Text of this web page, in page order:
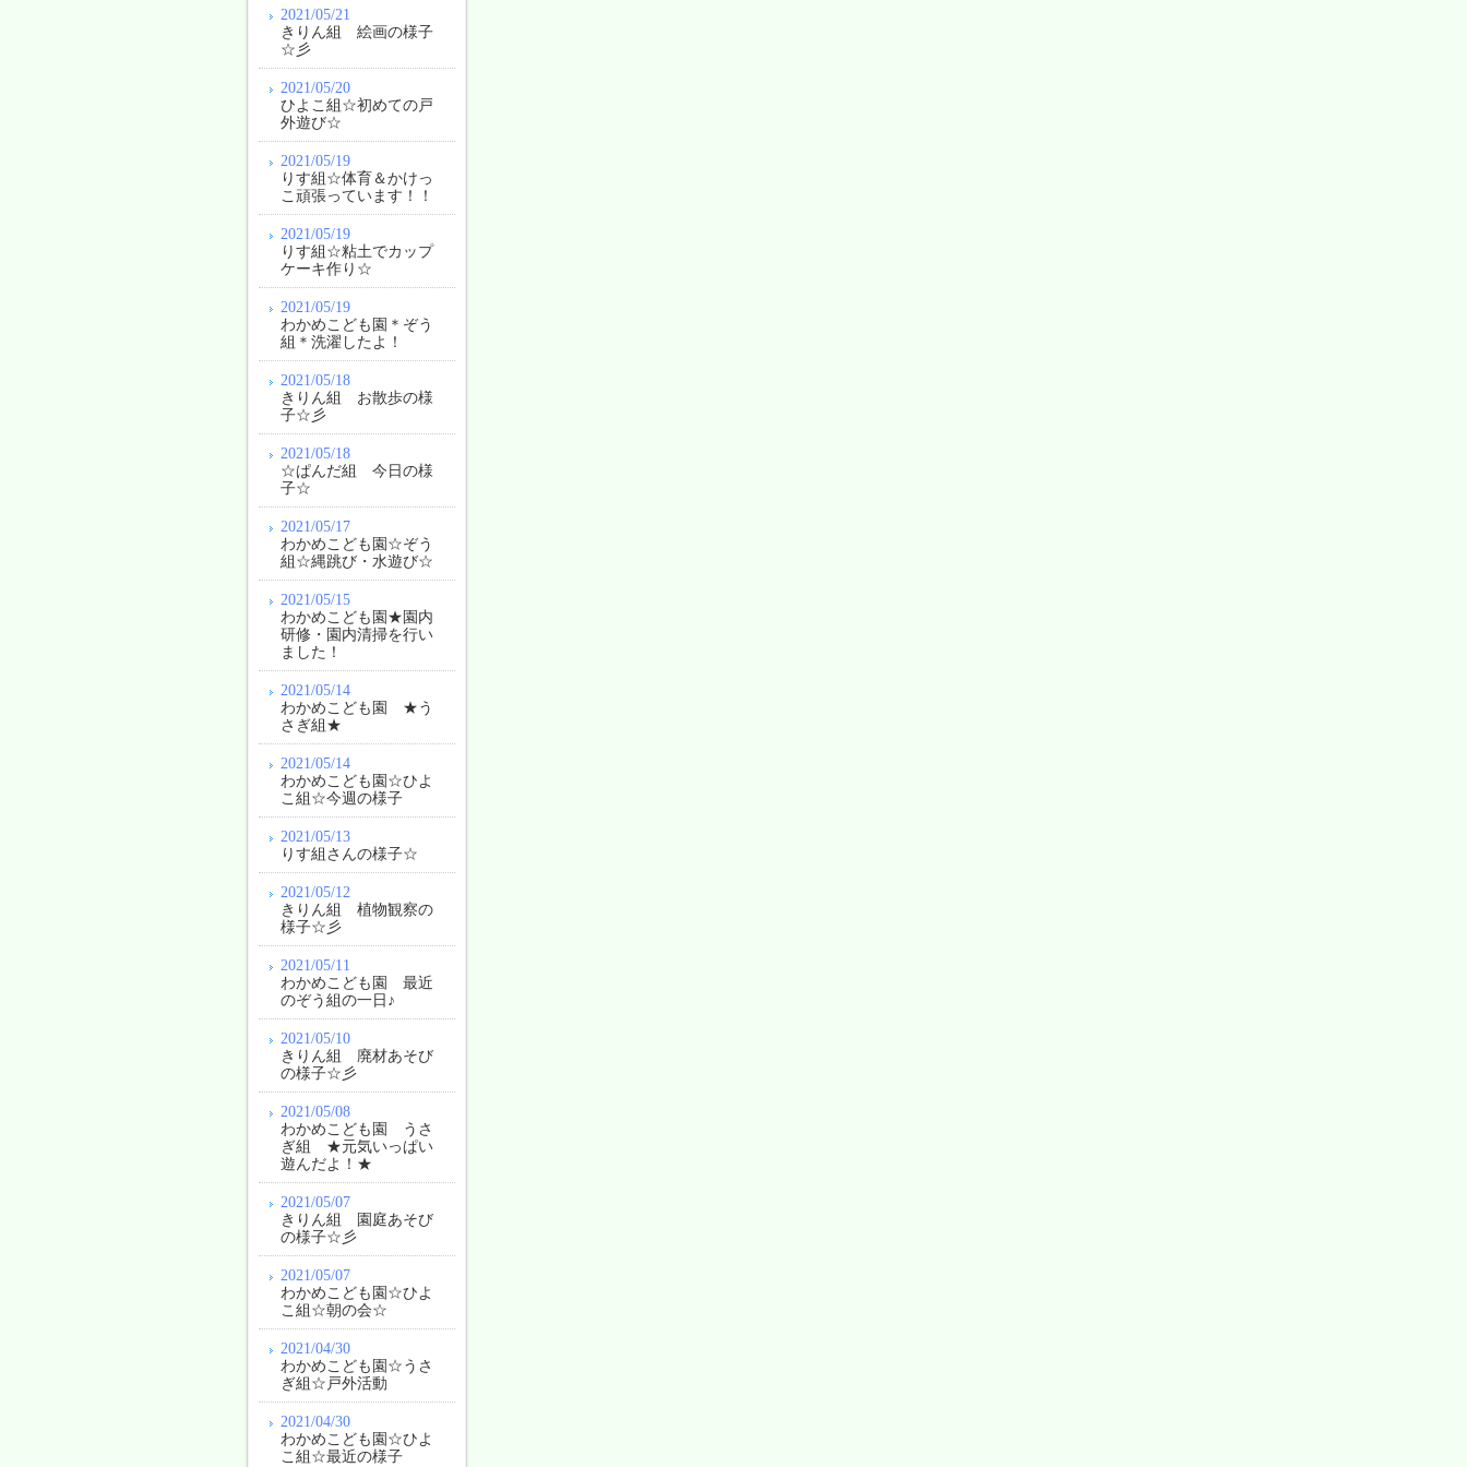
2021/05/21
きりん組 絵画の様子
☆彡
2021/05/20
ひよこ組☆初めての戸
外遊び☆
2021/05/19
りす組☆体育＆かけっ
こ頑張っています！！
2021/05/19
りす組☆粘土でカップ
ケーキ作り☆
2021/05/19
わかめこども園＊ぞう
組＊洗濯したよ！
2021/05/18
きりん組 お散歩の様
子☆彡
2021/05/18
☆ぱんだ組 今日の様
子☆
2021/05/17
わかめこども園☆ぞう
組☆縄跳び・水遊び☆
2021/05/15
わかめこども園★園内
研修・園内清掃を行い
ました！
2021/05/14
わかめこども園 ★う
さぎ組★
2021/05/14
わかめこども園☆ひよ
こ組☆今週の様子
2021/05/13
りす組さんの様子☆
2021/05/12
きりん組 植物観察の
様子☆彡
2021/05/11
わかめこども園 最近
のぞう組の一日♪
2021/05/10
きりん組 廃材あそび
の様子☆彡
2021/05/08
わかめこども園 うさ
ぎ組 ★元気いっぱい
遊んだよ！★
2021/05/07
きりん組 園庭あそび
の様子☆彡
2021/05/07
わかめこども園☆ひよ
こ組☆朝の会☆
2021/04/30
わかめこども園☆うさ
ぎ組☆戸外活動
2021/04/30
わかめこども園☆ひよ
こ組☆最近の様子